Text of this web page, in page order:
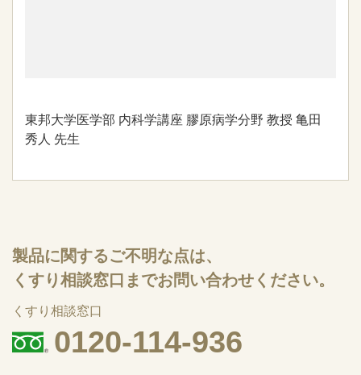
東邦大学医学部 内科学講座 膠原病学分野 教授 亀田
秀人 先生
製品に関するご不明な点は、
くすり相談窓口までお問い合わせください。
くすり相談窓口
0120-114-936